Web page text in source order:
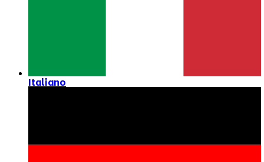
Italiano